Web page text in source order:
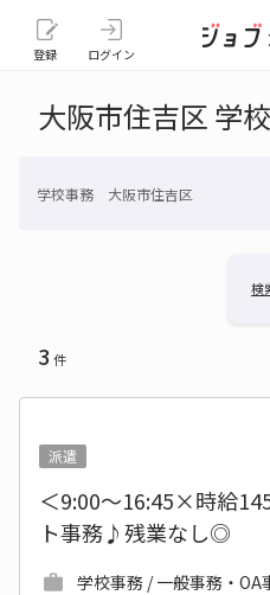
登録 ログイン
大阪市住吉区 学
学校事務 大阪市住吉区
検
3 件
派遣
＜9:00～16:45×時給
ト事務♪残業なし◎
学校事務 / 一般事務・OA